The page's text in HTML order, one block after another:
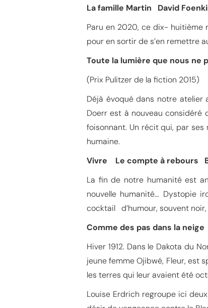
La famille Martin David
Paru en 2020, ce dix- huitième
pour en sortir de s’en remettre
Toute la lumière que nous
(Prix Pulitzer de la fiction 2015)
Déjà évoqué dans notre atelier
Doerr est à nouveau considéré
foisonnant. Un récit qui, par
humaine.
Vivre Le compte à rebours
La fin de notre humanité est
nouvelle humanité… Dystopie
cocktail d’humour, souvent
Comme des pas dans la
Hiver 1912. Dans le Dakota du
jeune femme Ojibwé, Fleur, est
les terres qui leur avaient été
Louise Erdrich regroupe ici